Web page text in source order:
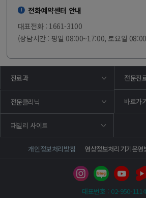
전화예약센터 안내
대표전화 : 1661-3100
(상담시간 : 평일 08:00~17:00, 토요일
진료과 전문진
전문클리닉 바로가
패밀리 사이트
개인정보처리방침 영상정보처리기기운영
대표번호 : 02-950-1114